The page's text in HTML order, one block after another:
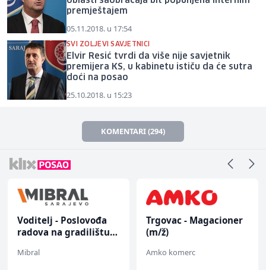
premještajem
05.11.2018. u 17:54
SVI ZOLJEVI SAVJETNICI
Elvir Resić tvrdi da više nije savjetnik
premijera KS, u kabinetu ističu da će sutra
doći na posao
25.10.2018. u 15:23
KOMENTARI (294)
Voditelj - Poslovođa
radova na gradilištu
Mibral
Trgovac - Magacioner
(m/ž)
Amko komerc